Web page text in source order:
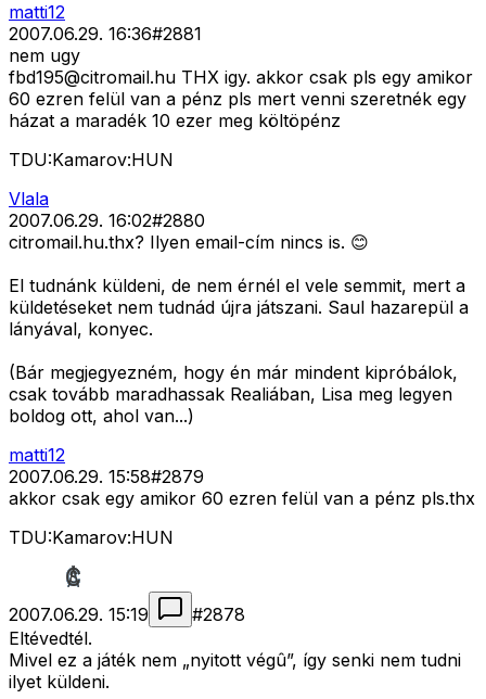
matti12
2007.06.29. 16:36#2881
nem ugy
fbd195@citromail.hu THX igy. akkor csak pls egy amikor
60 ezren felül van a pénz pls mert venni szeretnék egy
házat a maradék 10 ezer meg költöpénz
TDU:Kamarov:HUN
Vlala
2007.06.29. 16:02#2880
citromail.hu.thx? Ilyen email-cím nincs is. 😊
El tudnánk küldeni, de nem érnél el vele semmit, mert a
küldetéseket nem tudnád újra játszani. Saul hazarepül a
lányával, konyec.
(Bár megjegyezném, hogy én már mindent kipróbálok,
csak tovább maradhassak Realiában, Lisa meg legyen
boldog ott, ahol van...)
matti12
2007.06.29. 15:58#2879
akkor csak egy amikor 60 ezren felül van a pénz pls.thx
TDU:Kamarov:HUN
2007.06.29. 15:19 #2878
Eltévedtél.
Mivel ez a játék nem „nyitott végû”, így senki nem tudni
ilyet küldeni.